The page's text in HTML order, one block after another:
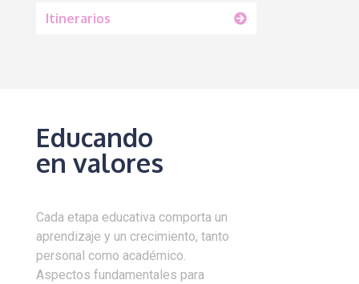
Itinerarios
Educando
en valores
Cada etapa educativa comporta un
aprendizaje y un crecimiento, tanto
personal como académico.
Aspectos fundamentales para